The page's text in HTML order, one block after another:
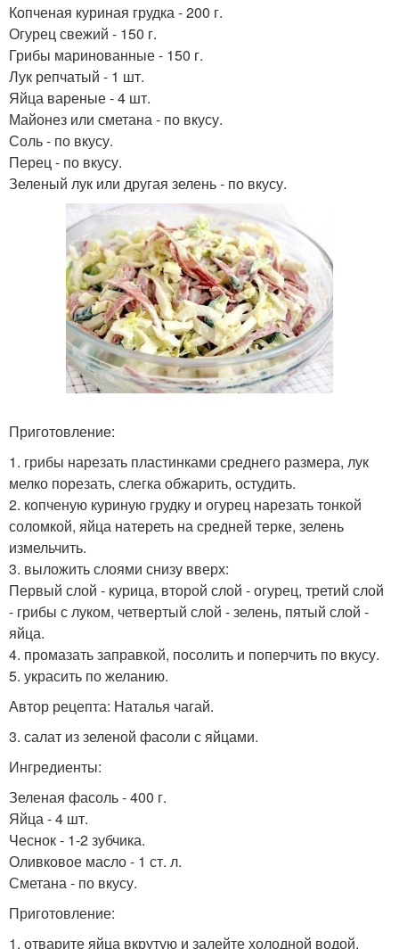
Копченая куриная грудка - 200 г.
Огурец свежий - 150 г.
Грибы маринованные - 150 г.
Лук репчатый - 1 шт.
Яйца вареные - 4 шт.
Майонез или сметана - по вкусу.
Соль - по вкусу.
Перец - по вкусу.
Зеленый лук или другая зелень - по вкусу.
Приготовление:
1. грибы нарезать пластинками среднего размера, лук
мелко порезать, слегка обжарить, остудить.
2. копченую куриную грудку и огурец нарезать тонкой
соломкой, яйца натереть на средней терке, зелень
измельчить.
3. выложить слоями снизу вверх:
Первый слой - курица, второй слой - огурец, третий слой
- грибы с луком, четвертый слой - зелень, пятый слой -
яйца.
4. промазать заправкой, посолить и поперчить по вкусу.
5. украсить по желанию.
Автор рецепта: Наталья чагай.
3. салат из зеленой фасоли с яйцами.
Ингредиенты:
Зеленая фасоль - 400 г.
Яйца - 4 шт.
Чеснок - 1-2 зубчика.
Оливковое масло - 1 ст. л.
Сметана - по вкусу.
Приготовление:
1. отварите яйца вкрутую и залейте холодной водой.